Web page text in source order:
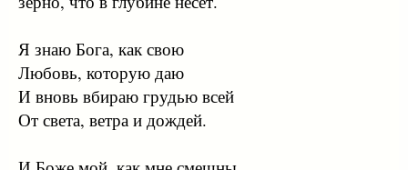
Я знаю Бога, как свою
Любовь, которую даю
И вновь вбираю грудью всей
От света, ветра и дождей.